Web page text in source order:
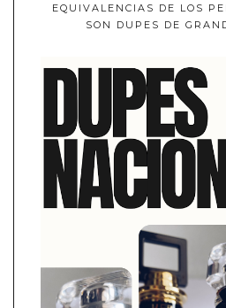
EQUIVALENCIAS DE LOS
SON DUPES DE